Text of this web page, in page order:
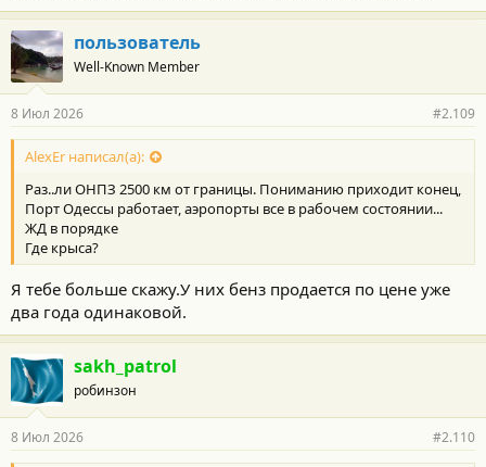
пользователь
Well-Known Member
8 Июл 2026 #2.109
AlexEr написал(а):
Раз..ли ОНПЗ 2500 км от границы. Пониманию приходит конец,
Порт Одессы работает, аэропорты все в рабочем состоянии...
ЖД в порядке
Где крыса?
Я тебе больше скажу.У них бенз продается по цене уже
два года одинаковой.
sakh_patrol
робинзон
8 Июл 2026 #2.110